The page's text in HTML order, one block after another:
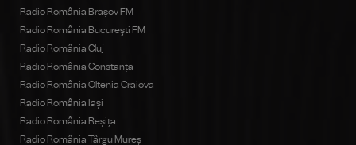
Radio România Brașov FM
Radio România Bucureşti FM
Radio România Cluj
Radio România Constanța
Radio România Oltenia Craiova
Radio România Iași
Radio România Reșița
Radio România Târgu Mureș